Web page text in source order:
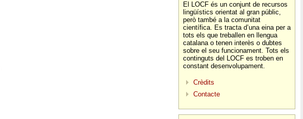
El LOCF és un conjunt de recursos
lingüístics orientat al gran públic,
però també a la comunitat
científica. Es tracta d’una eina per a
tots els que treballen en llengua
catalana o tenen interès o dubtes
sobre el seu funcionament. Tots els
continguts del LOCF es troben en
constant desenvolupament.
Crèdits
Contacte